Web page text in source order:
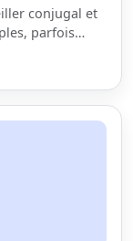
conjugal et
parfois…